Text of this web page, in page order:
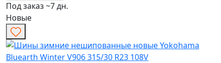
Под заказ ~7 дн.
Новые